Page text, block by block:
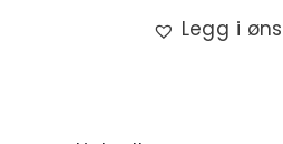
Legg i